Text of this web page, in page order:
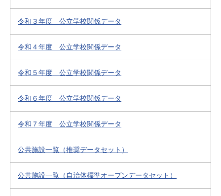
令和３年度 公立学校関係データ
令和４年度 公立学校関係データ
令和５年度 公立学校関係データ
令和６年度 公立学校関係データ
令和７年度 公立学校関係データ
公共施設一覧（推奨データセット）
公共施設一覧（自治体標準オープンデータセット）